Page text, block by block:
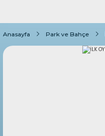
Anasayfa Park ve Bahçe